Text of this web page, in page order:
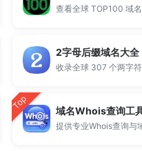
查看全球 TOP100 域名
2字母后缀域名大全
收录全球 307 个两字符
Top 域名Whois查询工